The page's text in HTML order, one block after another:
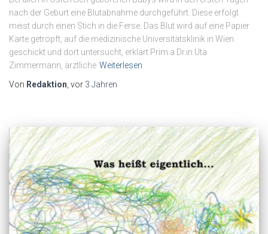
nach der Geburt eine Blutabnahme durchgeführt. Diese erfolgt
meist durch einen Stich in die Ferse. Das Blut wird auf eine Papier
Karte getropft, auf die medizinische Universitätsklinik in Wien
geschickt und dort untersucht, erklärt Prim.a Dr.in Uta
Zimmermann, ärztliche Weiterlesen
Von Redaktion , vor 3 Jahren